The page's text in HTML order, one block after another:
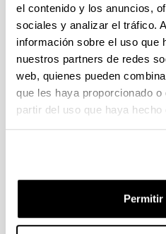
el contenido y los anuncios,
sociales y analizar el tráfico.
información sobre el uso que
nuestros partners de redes
web, quienes pueden
que les haya proporcionado
partir del uso que haya
Permitir
de Pensilvania (EEUU),
Europeo (Florencia,
(Alemania), Nottingham
Nottingham Trent
Keele (Reino Unido), U.
Complutense de Madrid,
en Los Ángeles (EEUU),
(Barcelona), U. Carlos III,